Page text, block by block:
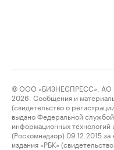
© ООО «БИЗНЕСПРЕСС», АО
2026. Сообщения и
(свидетельство о
выдано Федеральной
информационных технологий
(Роскомнадзор) 09.12.2015
издания «РБК»